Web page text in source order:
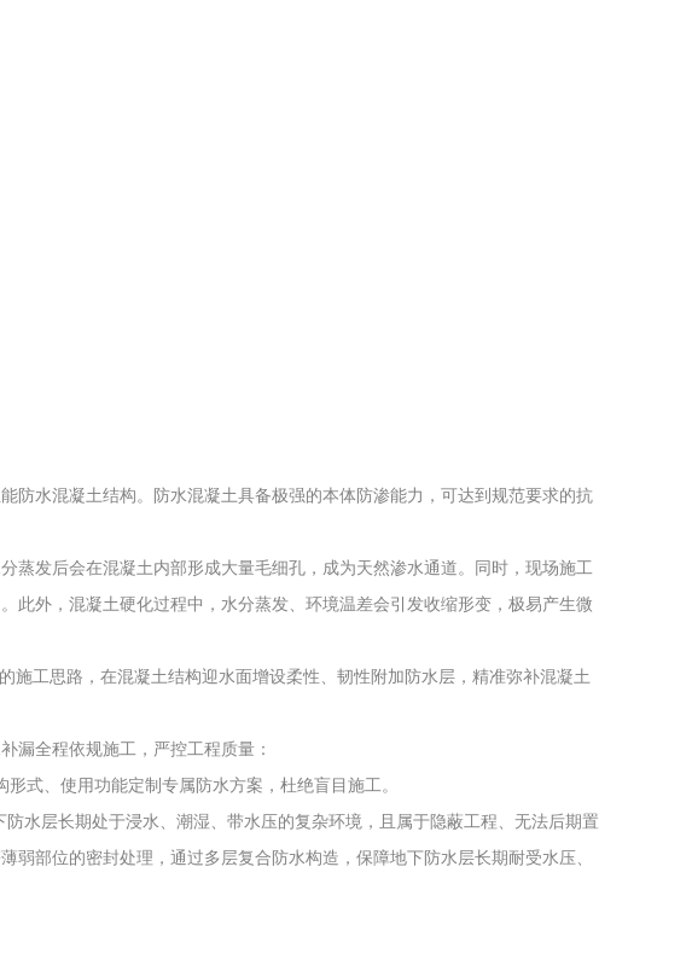
防水混凝土结构。防水混凝土具备极强的本体防渗能力，可达到规范要求的抗
蒸发后会在混凝土内部形成大量毛细孔，成为天然渗水通道。同时，现场施工
此外，混凝土硬化过程中，水分蒸发、环境温差会引发收缩形变，极易产生微
施工思路，在混凝土结构迎水面增设柔性、韧性附加防水层，精准弥补混凝土
漏全程依规施工，严控工程质量：
式、使用功能定制专属防水方案，杜绝盲目施工。
防水层长期处于浸水、潮湿、带水压的复杂环境，且属于隐蔽工程、无法后期置
部位的密封处理，通过多层复合防水构造，保障地下防水层长期耐受水压、